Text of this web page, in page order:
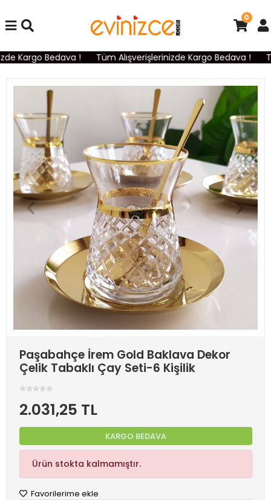
Kargo Bedava ! Tüm Alışverişlerinizde Kargo Bedava !
0
Paşabahçe İrem Gold Baklava Dekor
Çelik Tabaklı Çay Seti-6 Kişilik
2.031,25 TL
KARGO BEDAVA
Ürün stokta kalmamıştır.
Favorilerime ekle